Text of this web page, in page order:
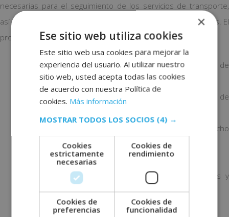
necesarias para el seguimiento de los servicios de transporte,
así como resolución de incidencias y gestión de reclamaciones. El
programa formativo incluye:
Conocimiento del proceso transporte aéreo de
mercancías.
Conocimiento de documentos de transportes de
Restricciones y limitaciones para el transporte y despacho
de mercancías.
Circuitos aduaneros.
Proceso para la gestión y resolución de incidencias y
reclamaciones de transporte.
Gestión reserva de derechos.
×
Ese sitio web utiliza cookies
Este sitio web usa cookies para mejorar la
experiencia del usuario. Al utilizar nuestro
sitio web, usted acepta todas las cookies
de acuerdo con nuestra Política de
cookies. Más información
MOSTRAR TODOS LOS SOCIOS (4) →
Cookies
estrictamente
necesarias
Cookies de
rendimiento
Cookies de
preferencias
Cookies de
funcionalidad